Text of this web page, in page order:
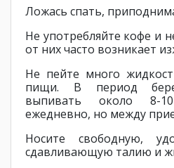
Ложась спать,
Не употребляйте кофе и
от них часто возникает
Не пейте много
пищи. В период
выпивать около 8-
ежедневно, но между
Носите свободную,
сдавливающую талию и